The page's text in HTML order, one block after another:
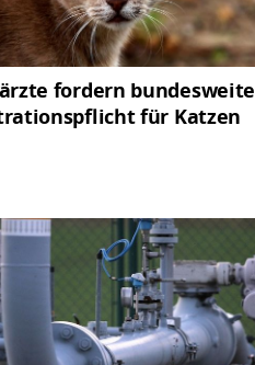
fordern bundesweite
für Katzen